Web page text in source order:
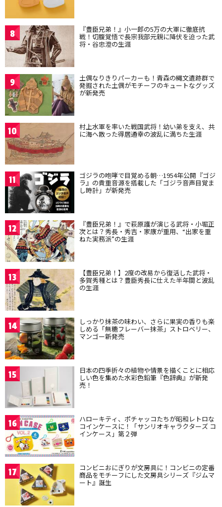
8 『豊臣兄弟！』小一郎の5万の大軍に徹底抗
戦！切腹覚悟で長宗我部元親に降伏を迫った武
将・谷忠澄の生涯
9 土偶なりきりパーカーも！青森の縄文遺跡群で
発掘された土偶がモチーフのキュートなグッズ
が新発売
10 村上水軍を率いた戦国武将！幼い弟を支え、共
に海へ散った得居通幸の波乱に満ちた生涯
11 ゴジラの咆哮で目覚める朝…1954年公開『ゴジ
ラ』の貴重音源を搭載した「ゴジラ音声目覚ま
し時計」が新発売
12 『豊臣兄弟！』で萩原護が演じる武将・小堀正
次とは？秀長・秀吉・家康が重用、“出家を重
ねた実務派”の生涯
13 【豊臣兄弟！】2度の改易から復活した武将・
多賀秀種とは？豊臣秀長に仕えた半年間と波乱
の生涯
14 しっかり抹茶の味わい、さらに果実の香りも楽
しめる「無糖フレーバー抹茶」ストロベリー、
マンゴー新発売
15 日本の四季折々の植物や情景を描くことに相応
しい色を集めた水彩色鉛筆『色辞典』が新発
売！
16 ハローキティ、ポチャッコたちが昭和レトロな
コインケースに！「サンリオキャラクターズ コ
インケース」第２弾
17 コンビニおにぎりが文房具に！コンビニの定番
商品をモチーフにした文房具シリーズ『ジムマ
ート』誕生